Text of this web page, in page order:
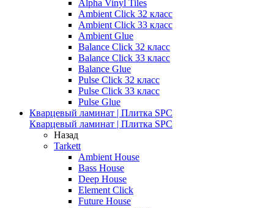
Alpha Vinyl Tiles
Ambient Click 32 класс
Ambient Click 33 класс
Ambient Glue
Balance Click 32 класс
Balance Click 33 класс
Balance Glue
Pulse Click 32 класс
Pulse Click 33 класс
Pulse Glue
Кварцевый ламинат | Плитка SPC
Кварцевый ламинат | Плитка SPC
Назад
Tarkett
Ambient House
Bass House
Deep House
Element Click
Future House